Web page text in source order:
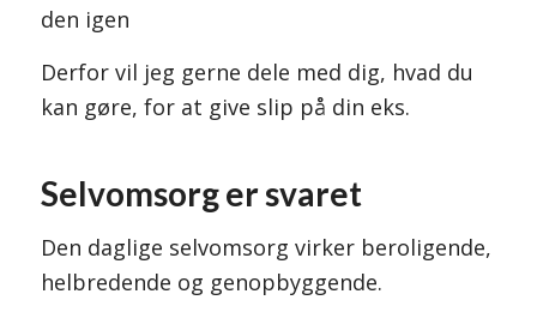
den igen
Derfor vil jeg gerne dele med dig, hvad du
kan gøre, for at give slip på din eks.
Selvomsorg er svaret
Den daglige selvomsorg virker beroligende,
helbredende og genopbyggende.